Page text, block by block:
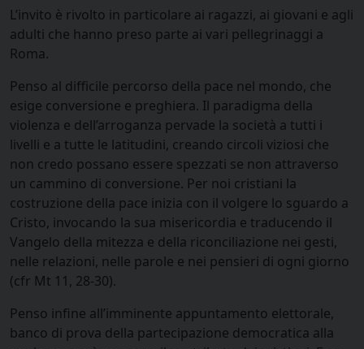
L’invito è rivolto in particolare ai ragazzi, ai giovani e agli
adulti che hanno preso parte ai vari pellegrinaggi a
Roma.
Penso al difficile percorso della pace nel mondo, che
esige conversione e preghiera. Il paradigma della
violenza e dell’arroganza pervade la società a tutti i
livelli e a tutte le latitudini, creando circoli viziosi che
non credo possano essere spezzati se non attraverso
un cammino di conversione. Per noi cristiani la
costruzione della pace inizia con il volgere lo sguardo a
Cristo, invocando la sua misericordia e traducendo il
Vangelo della mitezza e della riconciliazione nei gesti,
nelle relazioni, nelle parole e nei pensieri di ogni giorno
(cfr Mt 11, 28-30).
Penso infine all’imminente appuntamento elettorale,
banco di prova della partecipazione democratica alla